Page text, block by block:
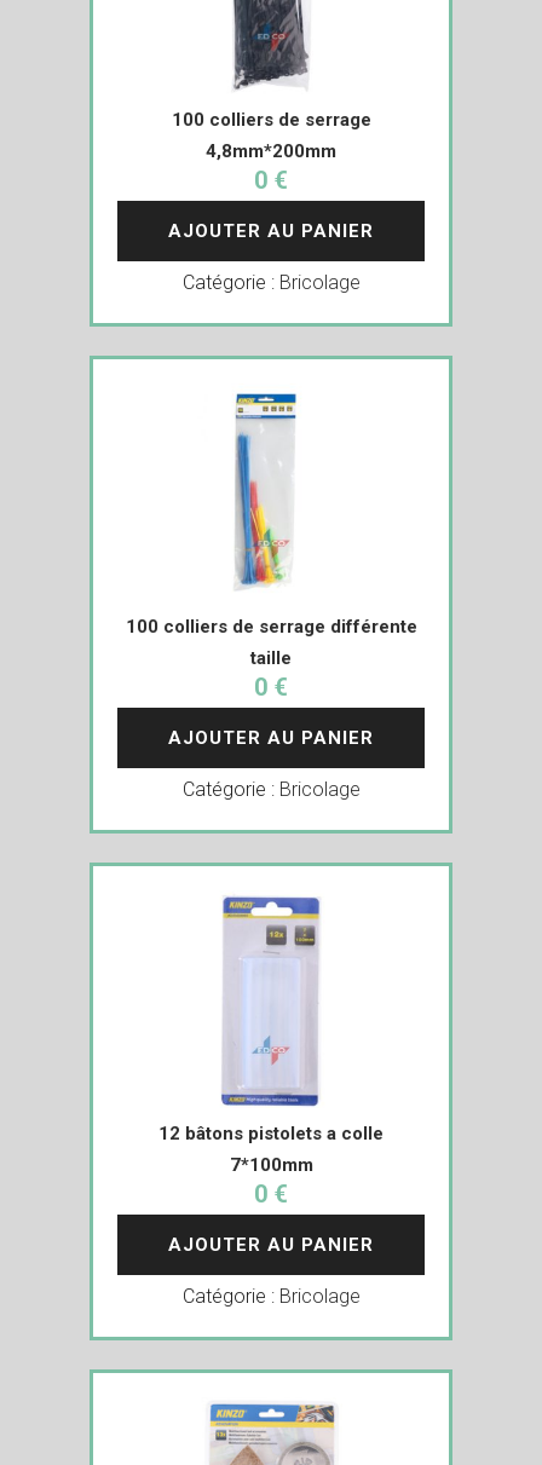
100 colliers de serrage
4,8mm*200mm
0 €
AJOUTER AU PANIER
Catégorie : Bricolage
100 colliers de serrage différente
taille
0 €
AJOUTER AU PANIER
Catégorie : Bricolage
12 bâtons pistolets a colle
7*100mm
0 €
AJOUTER AU PANIER
Catégorie : Bricolage